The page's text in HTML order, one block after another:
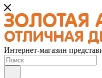
Интернет-магазин